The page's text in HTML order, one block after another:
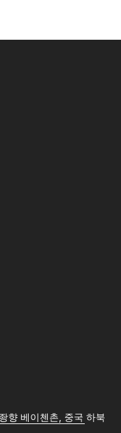
향 베이첸촌, 중국 하북